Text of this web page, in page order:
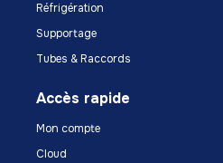
Réfrigération
Supportage
Tubes & Raccords
Accès rapide
Mon compte
Cloud